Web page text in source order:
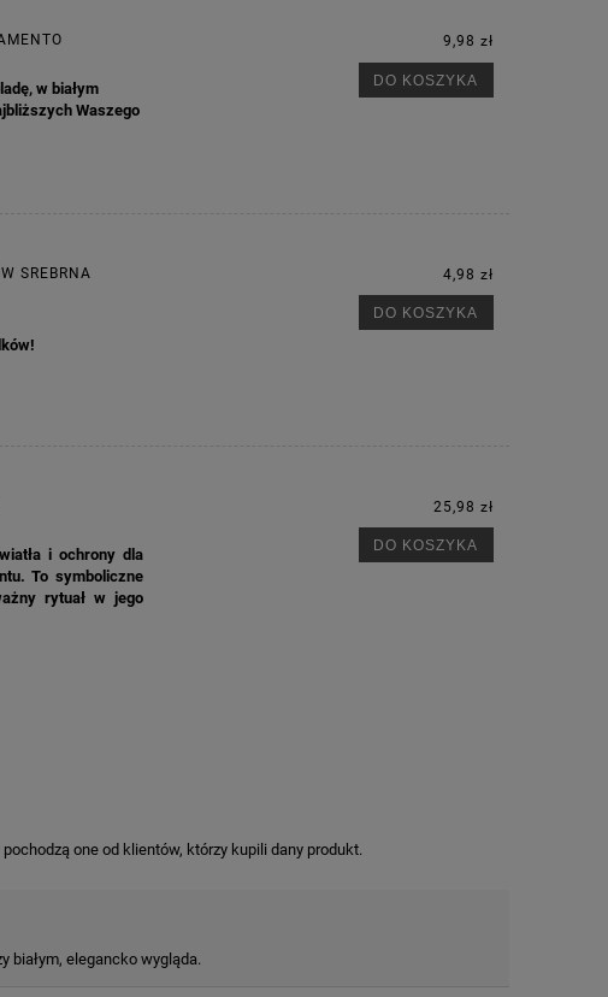
zł
zł
w białym
Waszego
9,98 zł
DO KOSZYKA
SREBRNA
4,98 zł
DO KOSZYKA
i ochrony dla
To symboliczne
rytuał w jego
25,98 zł
DO KOSZYKA
one od klientów, którzy kupili dany produkt.
białym, elegancko wygląda.